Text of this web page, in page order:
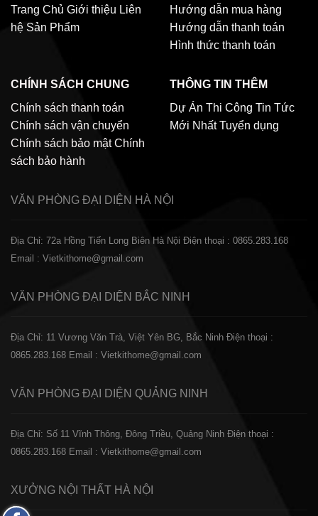
Trang Chủ Giới thiệu Liên
hệ Sản Phẩm
Hướng dẫn mua hàng
Hướng dẫn thanh toán
Hình thức thanh toán
CHÍNH SÁCH CHUNG
Chính sách thanh toán
Chính sách vận chuyển
Chính sách bảo mật Chính
sách bảo hành
THÔNG TIN THÊM
Dự Án Thi Công Tin Tức
Mới Nhất Tuyển dụng
VĂN PHÒNG ĐẠI DIỆN HÀ NỘI
Địa Chỉ: 72a Hồng Tiến Long Biên Hà Nội Điện thoại : 0865.283.168
Email : Vietkithome@gmail.com
VĂN PHÒNG ĐẠI DIỆN BẮC NINH
Địa Chỉ: 11 Vương Văn Trà, Việt Yên BG, Bắc Ninh Điện thoại :
0865.283.168 Email : Vietkithome@gmail.com
VĂN PHÒNG ĐẠI DIỆN QUẢNG NINH
Địa Chỉ: Số 11 Vĩnh Thông, Đông Triều, Quảng Ninh Điện thoại :
0865.283.168 Email : Vietkithome@gmail.com
XƯỞNG NỘI THẤT HÀ NỘI